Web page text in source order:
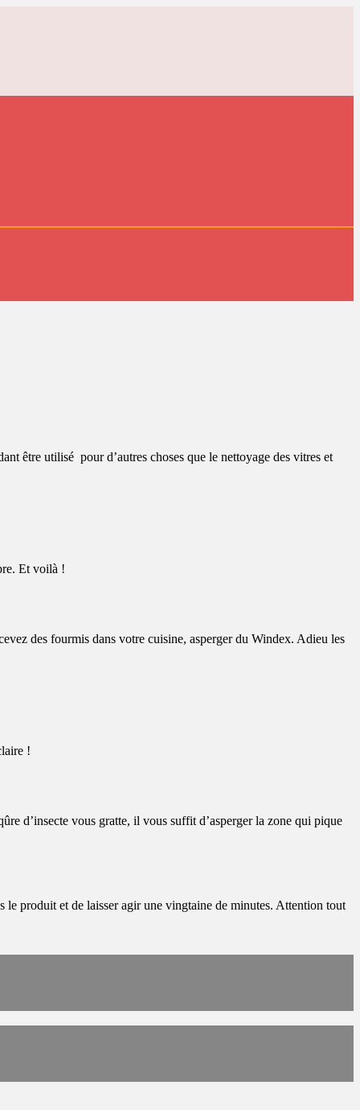
être utilisé pour d’autres choses que le nettoyage des vitres et
Et voilà !
des fourmis dans votre cuisine, asperger du Windex. Adieu les
!
d’insecte vous gratte, il vous suffit d’asperger la zone qui pique
produit et de laisser agir une vingtaine de minutes. Attention tout